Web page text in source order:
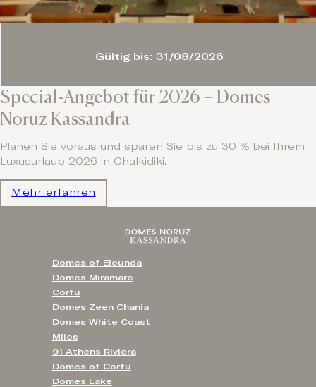
Special-Angebot für 2026 – Domes
Noruz Kassandra
Planen Sie voraus und sparen Sie bis zu 30 % bei Ihrem
Luxusurlaub 2026 in Chalkidiki.
Mehr erfahren
Gültig bis: 31/08/2026
Domes of Elounda
Domes Miramare
Corfu
Domes Zeen Chania
Domes White Coast
Milos
91 Athens Riviera
Domes of Corfu
Domes Lake